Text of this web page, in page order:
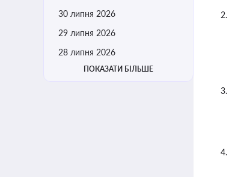
30 липня 2026
29 липня 2026
28 липня 2026
ПОКАЗАТИ БІЛЬШЕ